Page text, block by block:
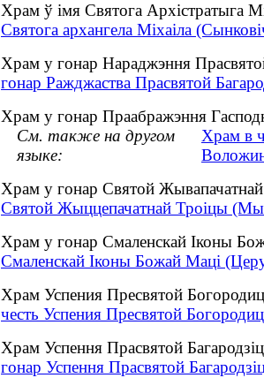
Храм ў імя Святога Архістратыга
Святога архангела Міхаіла
Храм у гонар Нараджэння
гонар Ражджаства Прасвятой
Храм у гонар Праабражэння
См. также на другом
языке:
Храм в
Храм у гонар Святой
Святой Жыццепачатнай Троіцы
Храм у гонар Смаленскай Іконы
Смаленскай Іконы Божай Маці
Храм Успения Пресвятой
честь Успения Пресвятой
Храм Успення Прасвятой
гонар Успення Прасвятой